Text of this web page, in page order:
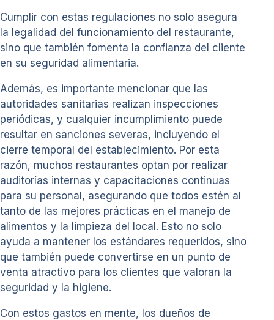
Cumplir con estas regulaciones no solo asegura
la legalidad del funcionamiento del restaurante,
sino que también fomenta la confianza del cliente
en su seguridad alimentaria.
Además, es importante mencionar que las
autoridades sanitarias realizan inspecciones
periódicas, y cualquier incumplimiento puede
resultar en sanciones severas, incluyendo el
cierre temporal del establecimiento. Por esta
razón, muchos restaurantes optan por realizar
auditorías internas y capacitaciones continuas
para su personal, asegurando que todos estén al
tanto de las mejores prácticas en el manejo de
alimentos y la limpieza del local. Esto no solo
ayuda a mantener los estándares requeridos, sino
que también puede convertirse en un punto de
venta atractivo para los clientes que valoran la
seguridad y la higiene.
Con estos gastos en mente, los dueños de